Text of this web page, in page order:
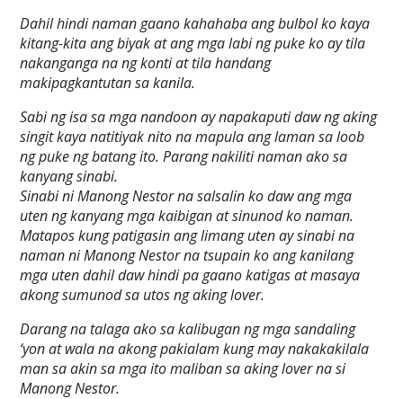
Dahil hindi naman gaano kahahaba ang bulbol ko kaya
kitang-kita ang biyak at ang mga labi ng puke ko ay tila
nakanganga na ng konti at tila handang
makipagkantutan sa kanila.
Sabi ng isa sa mga nandoon ay napakaputi daw ng aking
singit kaya natitiyak nito na mapula ang laman sa loob
ng puke ng batang ito. Parang nakiliti naman ako sa
kanyang sinabi.
Sinabi ni Manong Nestor na salsalin ko daw ang mga
uten ng kanyang mga kaibigan at sinunod ko naman.
Matapos kung patigasin ang limang uten ay sinabi na
naman ni Manong Nestor na tsupain ko ang kanilang
mga uten dahil daw hindi pa gaano katigas at masaya
akong sumunod sa utos ng aking lover.
Darang na talaga ako sa kalibugan ng mga sandaling
‘yon at wala na akong pakialam kung may nakakakilala
man sa akin sa mga ito maliban sa aking lover na si
Manong Nestor.